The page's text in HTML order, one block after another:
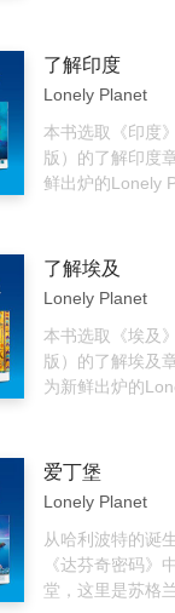
一抹说不出的苍
都很神秘，金三
是跳跃在丛林间
脚……从这本书
以了解到泰国的
泰国的人文、地
行休闲度假的一
合当下人们出行
西安》中有风景
豪华装修的宜居
给读者带来心旷
宴。
了解印度
Lonely Planet
本书选取《印度
版）的了解印度
鲜出炉的Lonely
体验和更实用的
更好地了解印度
复杂多元的国度
的风土人情、悠
仰、丰富的自然
节日、传统手工
感官，温暖你的
杂多样的地貌
高耸的冰峰到南
媚的海滩；美食
疯狂的美食之旅
了解埃及
Lonely Planet
本书选取《埃及
版）的了解埃及
为新鲜出炉的
用户体验和更实
旅程。被沙子掩
素的金字塔和高
庙，埃及激发了
心。这里有气势
爱丁堡
Lonely Planet
从哈利波特的诞
《达芬奇密码》
堂，这里是苏格